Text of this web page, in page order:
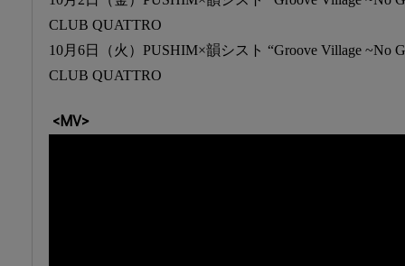
CLUB QUATTRO
10月6日（火）PUSHIM×韻シスト “Groove Village ~No
CLUB QUATTRO
<MV>